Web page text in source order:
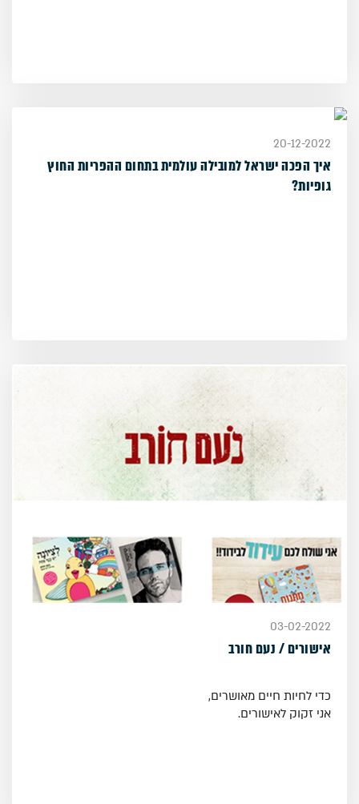
20-12-2022
איך הפכה ישראל למובילה עולמית בתחום ההפריות החוץ
גופיות?
03-02-2022
אישורים / נעם חורב
כדי לחיות חיים מאושרים,
אני זקוק לאישורים.